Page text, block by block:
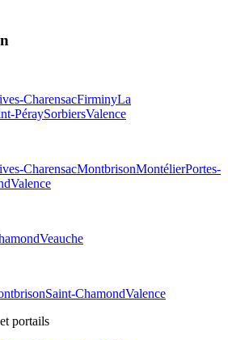
CharensacFirminyLa
PéraySorbiersValence
CharensacMontbrisonMontélierPortes-
Valence
Veauche
Saint-ChamondValence
portails